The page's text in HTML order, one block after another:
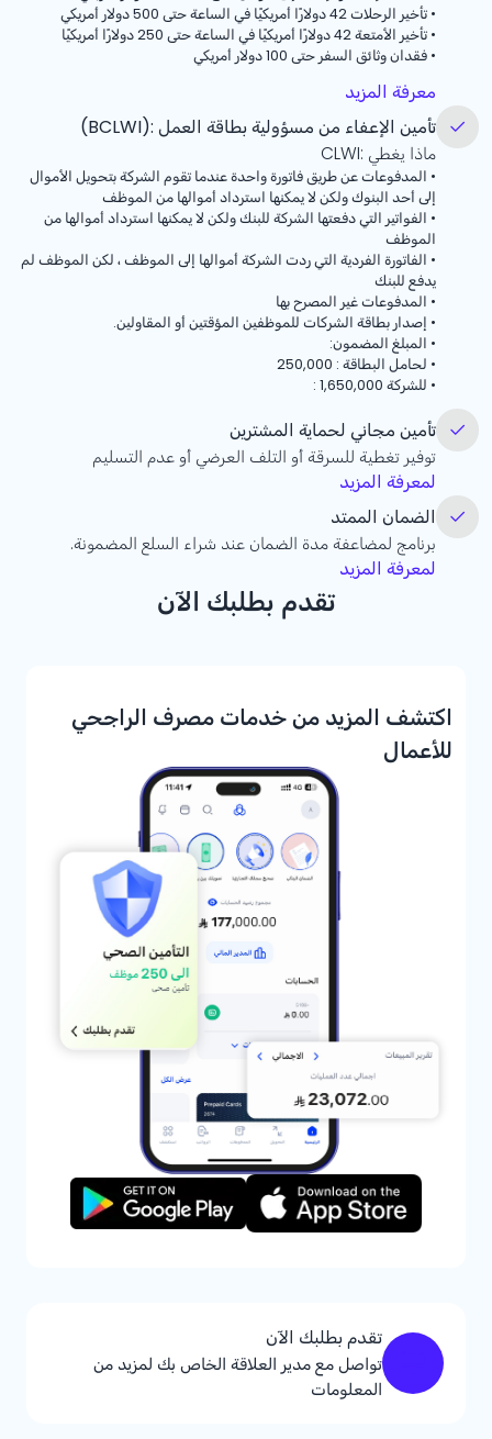
• تأخير الرحلات 42 دولارًا أمريكيًا في الساعة حتى 500 دولار أمريكي
• تأخير الأمتعة 42 دولارًا أمريكيًا في الساعة حتى 250 دولارًا أمريكيًا
• فقدان وثائق السفر حتى 100 دولار أمريكي
معرفة المزيد
تأمين الإعفاء من مسؤولية بطاقة العمل :(BCLWI)
ماذا يغطي :CLWI
• المدفوعات عن طريق فاتورة واحدة عندما تقوم الشركة بتحويل الأموال
إلى أحد البنوك ولكن لا يمكنها استرداد أموالها من الموظف
• الفواتير التي دفعتها الشركة للبنك ولكن لا يمكنها استرداد أموالها من
الموظف
• الفاتورة الفردية التي ردت الشركة أموالها إلى الموظف ، لكن الموظف لم
يدفع للبنك
• المدفوعات غير المصرح بها
• إصدار بطاقة الشركات للموظفين المؤقتين أو المقاولين.
• المبلغ المضمون:
• لحامل البطاقة : 250,000
• للشركة 1,650,000 :
تأمين مجاني لحماية المشترين
توفير تغطية للسرقة أو التلف العرضي أو عدم التسليم
لمعرفة المزيد
الضمان الممتد
برنامج لمضاعفة مدة الضمان عند شراء السلع المضمونة.
لمعرفة المزيد
تقدم بطلبك الآن
اكتشف المزيد من خدمات مصرف الراجحي
للأعمال
تقدم بطلبك الآن
تواصل مع مدير العلاقة الخاص بك لمزيد من
المعلومات